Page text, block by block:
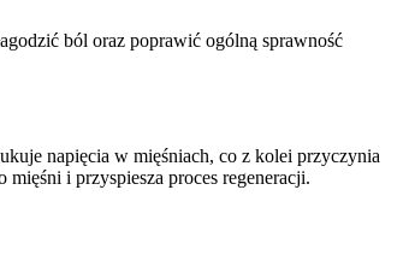
ból oraz poprawić ogólną sprawność
napięcia w mięśniach, co z kolei przyczynia
i przyspiesza proces regeneracji.